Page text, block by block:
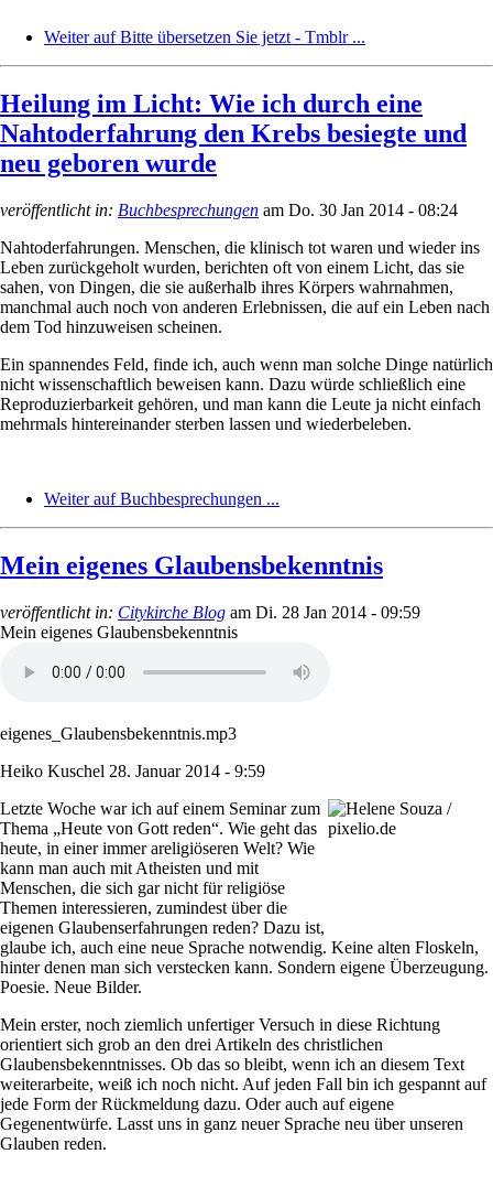
Weiter auf Bitte übersetzen Sie jetzt - Tmblr ...
Heilung im Licht: Wie ich durch eine
Nahtoderfahrung den Krebs besiegte und
neu geboren wurde
veröffentlicht in: Buchbesprechungen am Do. 30 Jan 2014 - 08:24
Nahtoderfahrungen. Menschen, die klinisch tot waren und wieder ins
Leben zurückgeholt wurden, berichten oft von einem Licht, das sie
sahen, von Dingen, die sie außerhalb ihres Körpers wahrnahmen,
manchmal auch noch von anderen Erlebnissen, die auf ein Leben nach
dem Tod hinzuweisen scheinen.
Ein spannendes Feld, finde ich, auch wenn man solche Dinge natürlich
nicht wissenschaftlich beweisen kann. Dazu würde schließlich eine
Reproduzierbarkeit gehören, und man kann die Leute ja nicht einfach
mehrmals hintereinander sterben lassen und wiederbeleben.
Weiter auf Buchbesprechungen ...
Mein eigenes Glaubensbekenntnis
veröffentlicht in: Citykirche Blog am Di. 28 Jan 2014 - 09:59
Mein eigenes Glaubensbekenntnis
eigenes_Glaubensbekenntnis.mp3
Heiko Kuschel 28. Januar 2014 - 9:59
Letzte Woche war ich auf einem Seminar zum
Thema „Heute von Gott reden“. Wie geht das
heute, in einer immer areligiöseren Welt? Wie
kann man auch mit Atheisten und mit
Menschen, die sich gar nicht für religiöse
Themen interessieren, zumindest über die
eigenen Glaubenserfahrungen reden? Dazu ist,
glaube ich, auch eine neue Sprache notwendig. Keine alten Floskeln,
hinter denen man sich verstecken kann. Sondern eigene Überzeugung.
Poesie. Neue Bilder.
Mein erster, noch ziemlich unfertiger Versuch in diese Richtung
orientiert sich grob an den drei Artikeln des christlichen
Glaubensbekenntnisses. Ob das so bleibt, wenn ich an diesem Text
weiterarbeite, weiß ich noch nicht. Auf jeden Fall bin ich gespannt auf
jede Form der Rückmeldung dazu. Oder auch auf eigene
Gegenentwürfe. Lasst uns in ganz neuer Sprache neu über unseren
Glauben reden.